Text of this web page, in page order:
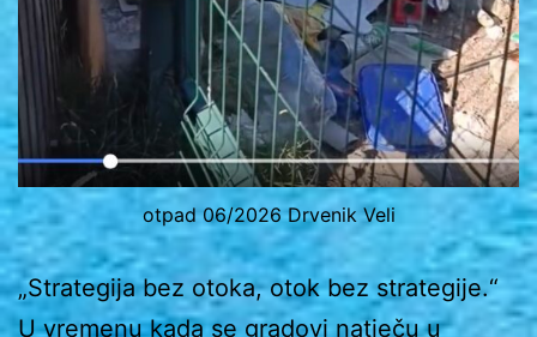
otpad 06/2026 Drvenik Veli
„Strategija bez otoka, otok bez strategije.“
U vremenu kada se gradovi natječu u